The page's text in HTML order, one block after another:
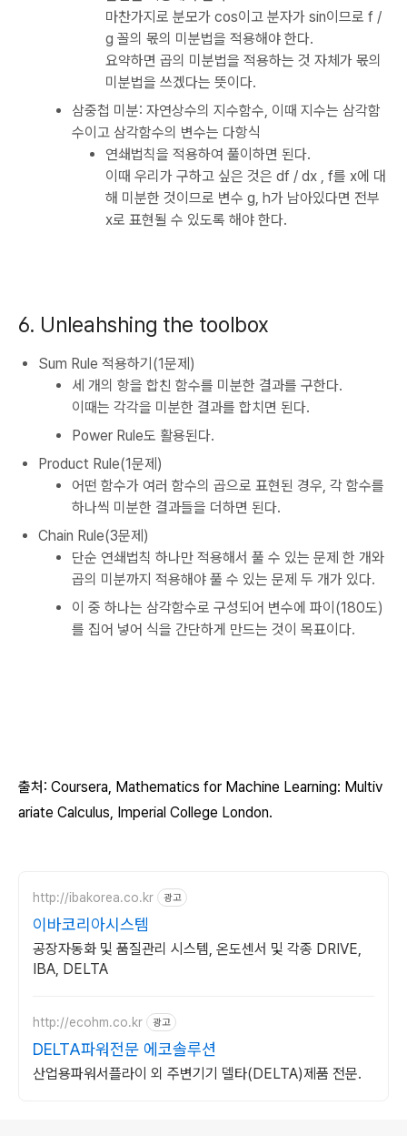
마찬가지로 분모가 cos이고 분자가 sin이므로 f /
g 꼴의 몫의 미분법을 적용해야 한다.
요약하면 곱의 미분법을 적용하는 것 자체가 몫의
미분법을 쓰겠다는 뜻이다.
삼중첩 미분: 자연상수의 지수함수, 이때 지수는 삼각함
수이고 삼각함수의 변수는 다항식
연쇄법칙을 적용하여 풀이하면 된다.
이때 우리가 구하고 싶은 것은 df / dx , f를 x에 대
해 미분한 것이므로 변수 g, h가 남아있다면 전부
x로 표현될 수 있도록 해야 한다.
6. Unleahshing the toolbox
Sum Rule 적용하기(1문제)
세 개의 항을 합친 함수를 미분한 결과를 구한다.
이때는 각각을 미분한 결과를 합치면 된다.
Power Rule도 활용된다.
Product Rule(1문제)
어떤 함수가 여러 함수의 곱으로 표현된 경우, 각 함수를
하나씩 미분한 결과들을 더하면 된다.
Chain Rule(3문제)
단순 연쇄법칙 하나만 적용해서 풀 수 있는 문제 한 개와
곱의 미분까지 적용해야 풀 수 있는 문제 두 개가 있다.
이 중 하나는 삼각함수로 구성되어 변수에 파이(180도)
를 집어 넣어 식을 간단하게 만드는 것이 목표이다.
출처: Coursera, Mathematics for Machine Learning: Multiv
ariate Calculus, Imperial College London.
http://ibakorea.co.kr 광고
이바코리아시스템
공장자동화 및 품질관리 시스템, 온도센서 및 각종 DRIVE,
IBA, DELTA
http://ecohm.co.kr 광고
DELTA파워전문 에코솔루션
산업용파워서플라이 외 주변기기 델타(DELTA)제품 전문.